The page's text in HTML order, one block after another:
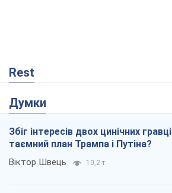
Rest
Думки
Збіг інтересів двох цинічних
таємний план Трампа і Путіна?
Віктор Швець 10,2 т.